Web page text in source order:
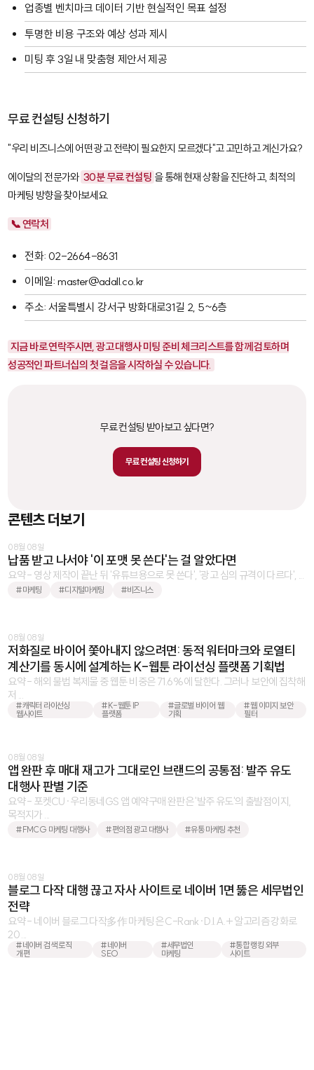
업종별 벤치마크 데이터 기반 현실적인 목표 설정
투명한 비용 구조와 예상 성과 제시
미팅 후 3일 내 맞춤형 제안서 제공
무료 컨설팅 신청하기
"우리 비즈니스에 어떤 광고 전략이 필요한지 모르겠다"고 고민하고 계신가요?
에이달의 전문가와 30분 무료 컨설팅 을 통해 현재 상황을 진단하고, 최적의
마케팅 방향을 찾아보세요.
📞 연락처
전화: 02-2664-8631
이메일: master@adall.co.kr
주소: 서울특별시 강서구 방화대로31길 2, 5~6층
지금 바로 연락주시면, 광고 대행사 미팅 준비 체크리스트를 함께 검토하며
성공적인 파트너십의 첫 걸음을 시작하실 수 있습니다.
무료 컨설팅 받아보고 싶다면?
무료 컨설팅 신청하기
콘텐츠 더보기
08월 08일
납품 받고 나서야 '이 포맷 못 쓴다'는 걸 알았다면
요약 - 영상 제작이 끝난 뒤 '유튜브용으로 못 쓴다', '광고 심의 규격이 다르다', ...
#마케팅 #디지털마케팅 #비즈니스
08월 08일
저화질로 바이어 쫓아내지 않으려면: 동적 워터마크와 로열티
계산기를 동시에 설계하는 K-웹툰 라이선싱 플랫폼 기획법
요약 - 해외 불법 복제물 중 웹툰 비중은 71.6%에 달한다. 그러나 보안에 집착해
저 ...
#캐릭터 라이선싱
웹사이트
#K-웹툰 IP
플랫폼
#글로벌 바이어 웹
기획
#웹 이미지 보안
필터
08월 08일
앱 완판 후 매대 재고가 그대로인 브랜드의 공통점: 발주 유도
대행사 판별 기준
요약 - 포켓CU·우리동네GS 앱 예약구매 완판은 '발주 유도'의 출발점이지,
목적지가 ...
#FMCG 마케팅 대행사 #편의점 광고 대행사 #유통 마케팅 추천
08월 08일
블로그 다작 대행 끊고 자사 사이트로 네이버 1면 뚫은 세무법인
전략
요약 - 네이버 블로그 다작多作 마케팅은 C-Rank·D.I.A.+ 알고리즘 강화로
20 ...
#네이버 검색 로직
개편
#네이버
SEO
#세무법인
마케팅
#통합 랭킹 외부
사이트